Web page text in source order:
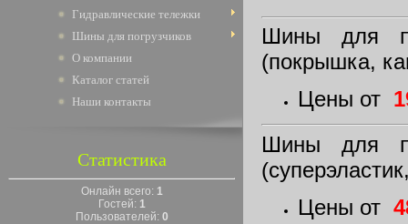
Гидравлические тележки
Шины для погрузчиков
О компании
Каталог статей
Наши контакты
Статистика
Онлайн всего: 1
Гостей: 1
Пользователей: 0
Шины для
(покрышка,
Цены от
Шины для
Цены от